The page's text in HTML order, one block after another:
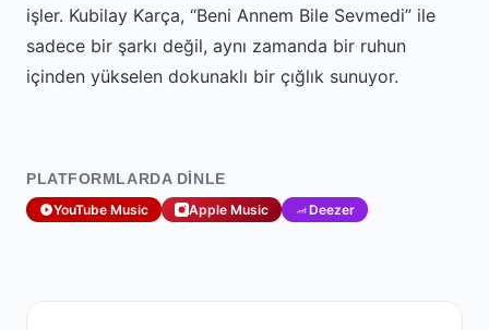
işler. Kubilay Karça, “Beni Annem Bile Sevmedi” ile
sadece bir şarkı değil, aynı zamanda bir ruhun
içinden yükselen dokunaklı bir çığlık sunuyor.
PLATFORMLARDA DINLE
YouTube Music Apple Music Deezer